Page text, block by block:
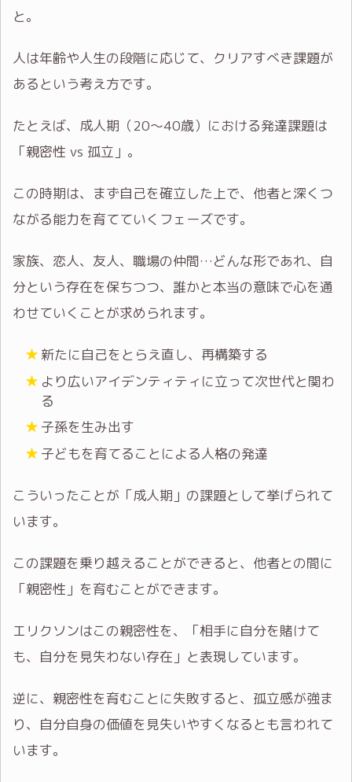
と。
人は年齢や人生の段階に応じて、クリアすべき課題が
あるという考え方です。
たとえば、成人期（20～40歳）における発達課題は
「親密性 vs 孤立」。
この時期は、まず自己を確立した上で、他者と深くつ
ながる能力を育てていくフェーズです。
家族、恋人、友人、職場の仲間…どんな形であれ、自
分という存在を保ちつつ、誰かと本当の意味で心を通
わせていくことが求められます。
新たに自己をとらえ直し、再構築する
より広いアイデンティティに立って次世代と関わ
る
子孫を生み出す
子どもを育てることによる人格の発達
こういったことが「成人期」の課題として挙げられて
います。
この課題を乗り越えることができると、他者との間に
「親密性」を育むことができます。
エリクソンはこの親密性を、「相手に自分を賭けて
も、自分を見失わない存在」と表現しています。
逆に、親密性を育むことに失敗すると、孤立感が強ま
り、自分自身の価値を見失いやすくなるとも言われて
います。